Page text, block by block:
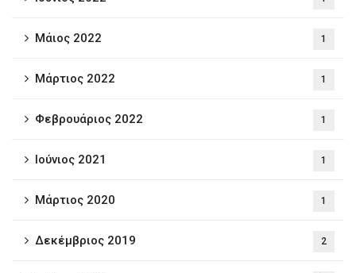
Μάιος 2022 1
Μάρτιος 2022 1
Φεβρουάριος 2022 1
Ιούνιος 2021 1
Μάρτιος 2020 1
Δεκέμβριος 2019 2